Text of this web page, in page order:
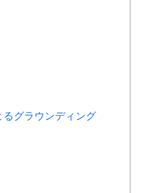
グラウンディング